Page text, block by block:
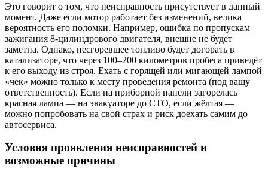
Это говорит о том, что неисправность присутствует в данный
момент. Даже если мотор работает без изменений, велика
вероятность его поломки. Например, ошибка по пропускам
зажигания 8-цилиндрового двигателя, внешне не будет
заметна. Однако, несгоревшее топливо будет догорать в
катализаторе, что через 100–200 километров пробега приведёт
к его выходу из строя. Ехать с горящей или мигающей лампой
«чек» можно только к месту проведения ремонта (под вашу
ответственность). Если на приборной панели загорелась
красная лампа — на эвакуаторе до СТО, если жёлтая —
можно попробовать на свой страх и риск доехать самим до
автосервиса.
Условия проявления неисправностей и
возможные причины